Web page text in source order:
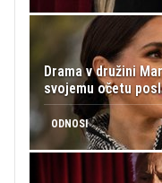
Drama v družini
svojemu očetu
ODNOSI